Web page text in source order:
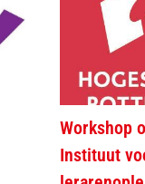
Workshop
Instituut